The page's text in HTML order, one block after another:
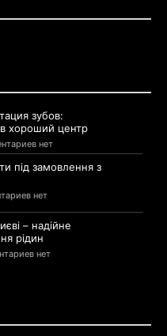
зубов:
хороший центр
нет
під замовлення з
нет
– надійне
рідин
нет